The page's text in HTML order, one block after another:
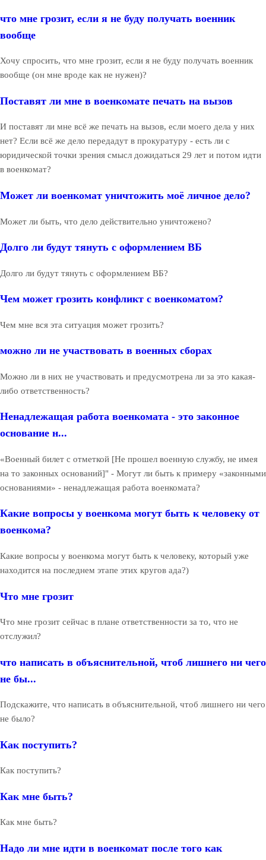
что мне грозит, если я не буду получать военник
вообще
Хочу спросить, что мне грозит, если я не буду получать военник
вообще (он мне вроде как не нужен)?
Поставят ли мне в военкомате печать на вызов
И поставят ли мне всё же печать на вызов, если моего дела у них
нет? Если всё же дело передадут в прокуратуру - есть ли с
юридической точки зрения смысл дожидаться 29 лет и потом идти
в военкомат?
Может ли военкомат уничтожить моё личное дело?
Может ли быть, что дело действительно уничтожено?
Долго ли будут тянуть с оформлением ВБ
Долго ли будут тянуть с оформлением ВБ?
Чем может грозить конфликт с военкоматом?
Чем мне вся эта ситуация может грозить?
можно ли не участвовать в военных сборах
Можно ли в них не участвовать и предусмотрена ли за это какая-
либо ответственность?
Ненадлежащая работа военкомата - это законное
основание н...
«Военный билет с отметкой [Не прошел военную службу, не имея
на то законных оснований]" - Могут ли быть к примеру «законными
основаниями» - ненадлежащая работа военкомата?
Какие вопросы у военкома могут быть к человеку от
военкома?
Какие вопросы у военкома могут быть к человеку, который уже
находится на последнем этапе этих кругов ада?)
Что мне грозит
Что мне грозит сейчас в плане ответственности за то, что не
отслужил?
что написать в объяснительной, чтоб лишнего ни чего
не бы...
Подскажите, что написать в объяснительной, чтоб лишнего ни чего
не было?
Как поступить?
Как поступить?
Как мне быть?
Как мне быть?
Надо ли мне идти в военкомат после того как